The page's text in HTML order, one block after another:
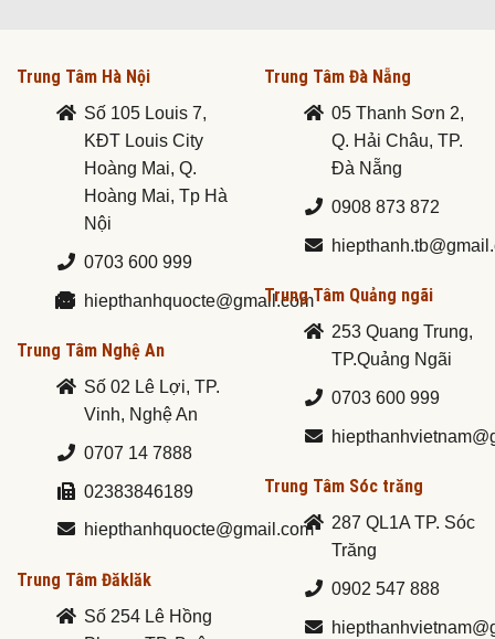
Trung Tâm Hà Nội
Số 105 Louis 7,
KĐT Louis City
Hoàng Mai, Q.
Hoàng Mai, Tp Hà
Nội
0703 600 999
hiepthanhquocte@gmail.com
Trung Tâm Nghệ An
Số 02 Lê Lợi, TP.
Vinh, Nghệ An
0707 14 7888
02383846189
hiepthanhquocte@gmail.com
Trung Tâm Đăklăk
Số 254 Lê Hồng
Trung Tâm Đà Nẵng
05 Thanh Sơn 2,
Q. Hải Châu, TP.
Đà Nẵng
0908 873 872
Trung Tâm Quảng ngãi
253 Quang Trung,
TP.Quảng Ngãi
0703 600 999
Trung Tâm Sóc trăng
287 QL1A TP. Sóc
Trăng
0902 547 888